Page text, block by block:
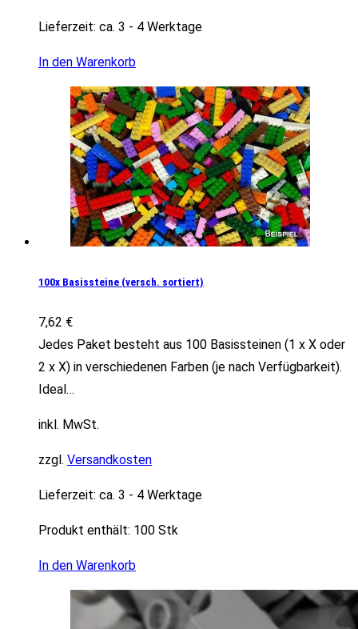
Lieferzeit: ca. 3 - 4 Werktage
In den Warenkorb
100x Basissteine (versch. sortiert)
7,62 €
Jedes Paket besteht aus 100 Basissteinen (1 x X oder
2 x X) in verschiedenen Farben (je nach Verfügbarkeit).
Ideal…
inkl. MwSt.
zzgl. Versandkosten
Lieferzeit: ca. 3 - 4 Werktage
Produkt enthält: 100 Stk
In den Warenkorb